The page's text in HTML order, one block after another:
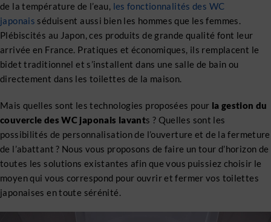
de la température de l’eau, les fonctionnalités des WC
japonais séduisent aussi bien les hommes que les femmes.
Plébiscités au Japon, ces produits de grande qualité font leur
arrivée en France. Pratiques et économiques, ils remplacent le
bidet traditionnel et s’installent dans une salle de bain ou
directement dans les toilettes de la maison.
Mais quelles sont les technologies proposées pour la gestion du
couvercle des WC japonais lavants ? Quelles sont les
possibilités de personnalisation de l’ouverture et de la fermeture
de l’abattant ? Nous vous proposons de faire un tour d’horizon de
toutes les solutions existantes afin que vous puissiez choisir le
moyen qui vous correspond pour ouvrir et fermer vos toilettes
japonaises en toute sérénité.